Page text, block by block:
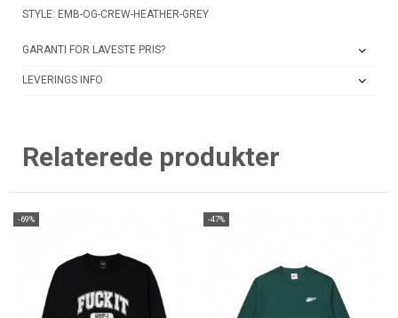
STYLE: EMB-OG-CREW-HEATHER-GREY
GARANTI FOR LAVESTE PRIS?
LEVERINGS INFO
Relaterede produkter
-69% -47%